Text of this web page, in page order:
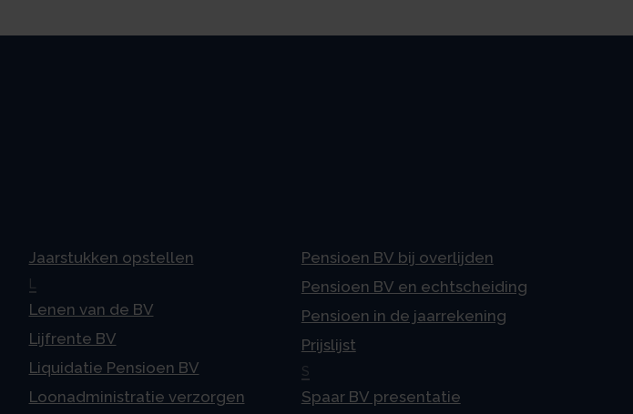
Jaarstukken opstellen
Lenen van de BV
Lijfrente BV
Liquidatie Pensioen BV
Loonadministratie verzorgen
Pensioen BV bij overlijden
Pensioen BV en echtscheiding
Pensioen in de jaarrekening
Prijslijst
S
Spaar BV presentatie